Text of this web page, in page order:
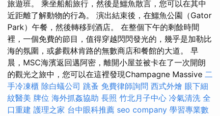
旅遊班。 乘坐船船旅行，然後是鱷魚散言，您可以在其中
近距離了解動物的行為。 演出結束後，在鱷魚公園（Gator
Park）午餐，然後轉移到酒店。 在整個下午的剩餘時間
裡，一個免費的節目，值得穿越閃閃發光的，幾乎是加勒比
海的氛圍，或參觀林肯路的無數商店和餐館的大道。 早
晨，MSC海濱返回邁阿密，離開小屋並被卡在了一次開朗
的觀光之旅中，您可以在這裡發現Champagne Massive 二
手冷凍櫃 除白蟻公司 跳蚤 免費律師詢問 西式外燴 眼下細
紋醫美 牌位 海外抓姦協助 長照 竹北月子中心 冷氣清洗 全
口重建 護理之家 台中眼科推薦 seo company 學習專業數